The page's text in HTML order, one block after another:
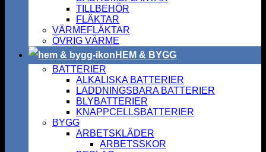
TILLBEHÖR
FLÄKTAR
VÄRMEFLÄKTAR
ÖVRIG VÄRME
HEM & BYGG
BATTERIER
ALKALISKA BATTERIER
LADDNINGSBARA BATTERIER
BLYBATTERIER
KNAPPCELLSBATTERIER
BYGG
ARBETSKLÄDER
ARBETSSKOR